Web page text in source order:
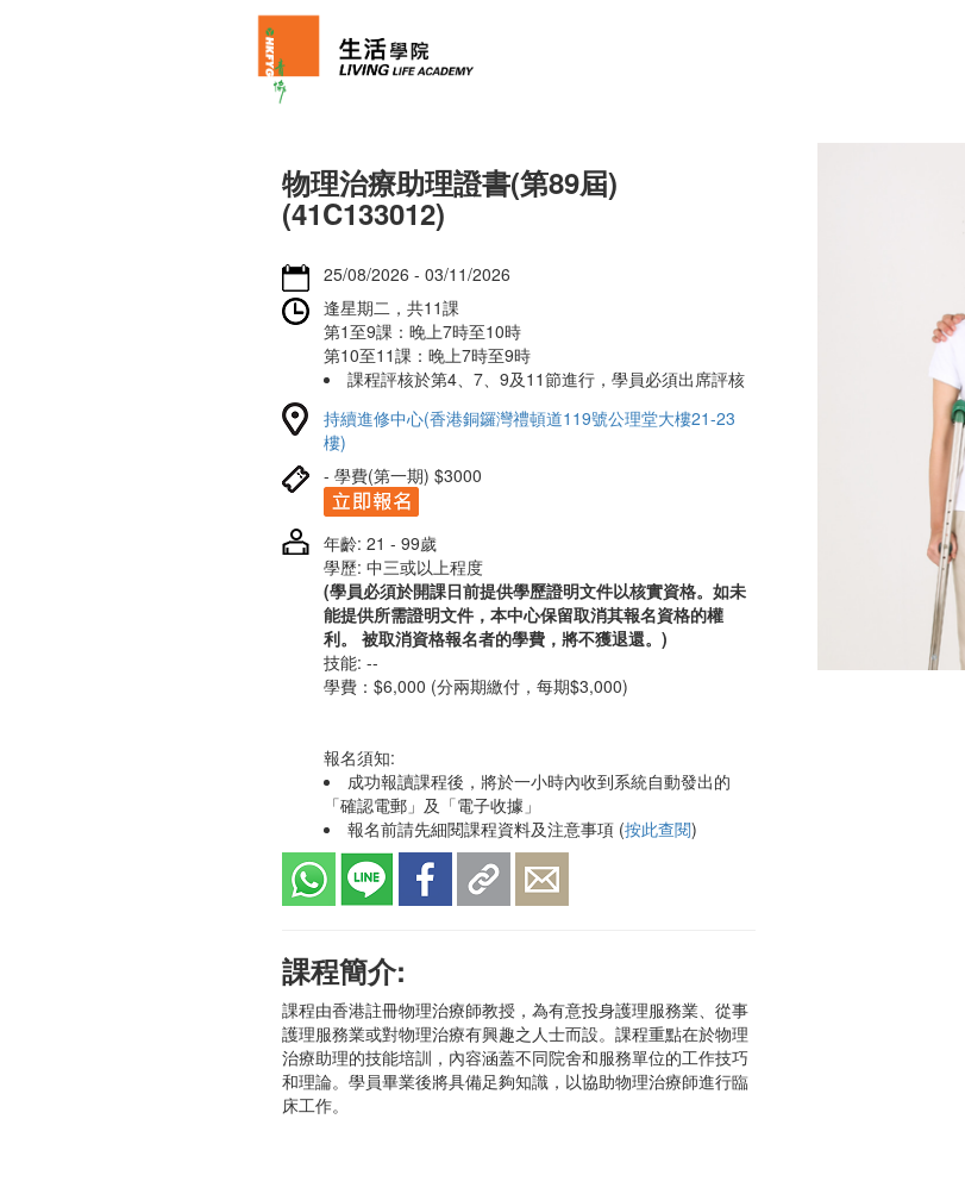
物理治療助理證書(第89屆)
(41C133012)
25/08/2026 - 03/11/2026
逢星期二，共11課
第1至9課：晚上7時至10時
第10至11課：晚上7時至9時
課程評核於第4、7、9及11節進行，學員必須出席評核
持續進修中心(香港銅鑼灣禮頓道119號公理堂大樓21-23
樓)
- 學費(第一期) $3000
年齡: 21 - 99歲
學歷: 中三或以上程度
(學員必須於開課日前提供學歷證明文件以核實資格。如未
能提供所需證明文件，本中心保留取消其報名資格的權
利。 被取消資格報名者的學費，將不獲退還。)
技能: --
學費：$6,000 (分兩期繳付，每期$3,000)
報名須知:
成功報讀課程後，將於一小時內收到系統自動發出的
「確認電郵」及「電子收據」
報名前請先細閱課程資料及注意事項 (按此查閱)
課程簡介:
課程由香港註冊物理治療師教授，為有意投身護理服務業、從事
護理服務業或對物理治療有興趣之人士而設。課程重點在於物理
治療助理的技能培訓，內容涵蓋不同院舍和服務單位的工作技巧
和理論。學員畢業後將具備足夠知識，以協助物理治療師進行臨
床工作。